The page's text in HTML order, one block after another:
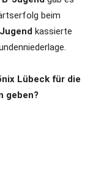
beim
kassierte
Lübeck für die
geben?